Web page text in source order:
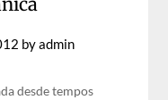
byadmin
desde tempos